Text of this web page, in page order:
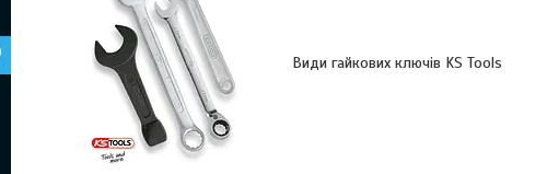
Види гайкових ключів KS Tools